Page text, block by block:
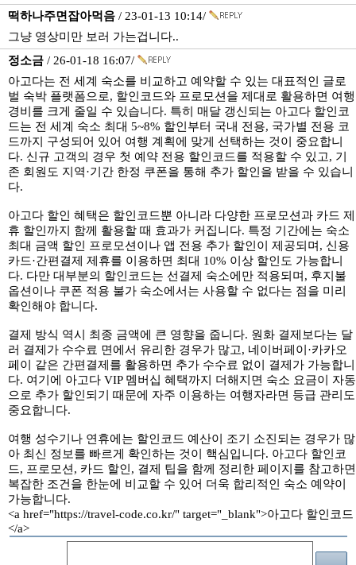
떡하나주면잡아먹음 / 23-01-13 10:14/
그냥 영상미만 보러 가는겁니다..
정소금 / 26-01-18 16:07/
아고다는 전 세계 숙소를 비교하고 예약할 수 있는 대표적인 글로
벌 숙박 플랫폼으로, 할인코드와 프로모션을 제대로 활용하면 여행
경비를 크게 줄일 수 있습니다. 특히 매달 갱신되는 아고다 할인코
드는 전 세계 숙소 최대 5~8% 할인부터 국내 전용, 국가별 전용 코
드까지 구성되어 있어 여행 계획에 맞게 선택하는 것이 중요합니
다. 신규 고객의 경우 첫 예약 전용 할인코드를 적용할 수 있고, 기
존 회원도 지역·기간 한정 쿠폰을 통해 추가 할인을 받을 수 있습니
다.
아고다 할인 혜택은 할인코드뿐 아니라 다양한 프로모션과 카드 제
휴 할인까지 함께 활용할 때 효과가 커집니다. 특정 기간에는 숙소
최대 금액 할인 프로모션이나 앱 전용 추가 할인이 제공되며, 신용
카드·간편결제 제휴를 이용하면 최대 10% 이상 할인도 가능합니
다. 다만 대부분의 할인코드는 선결제 숙소에만 적용되며, 후지불
옵션이나 쿠폰 적용 불가 숙소에서는 사용할 수 없다는 점을 미리
확인해야 합니다.
결제 방식 역시 최종 금액에 큰 영향을 줍니다. 원화 결제보다는 달
러 결제가 수수료 면에서 유리한 경우가 많고, 네이버페이·카카오
페이 같은 간편결제를 활용하면 추가 수수료 없이 결제가 가능합니
다. 여기에 아고다 VIP 멤버십 혜택까지 더해지면 숙소 요금이 자동
으로 추가 할인되기 때문에 자주 이용하는 여행자라면 등급 관리도
중요합니다.
여행 성수기나 연휴에는 할인코드 예산이 조기 소진되는 경우가 많
아 최신 정보를 빠르게 확인하는 것이 핵심입니다. 아고다 할인코
드, 프로모션, 카드 할인, 결제 팁을 함께 정리한 페이지를 참고하면
복잡한 조건을 한눈에 비교할 수 있어 더욱 합리적인 숙소 예약이
가능합니다.
<a href="https://travel-code.co.kr/" target="_blank">아고다 할인코드
</a>